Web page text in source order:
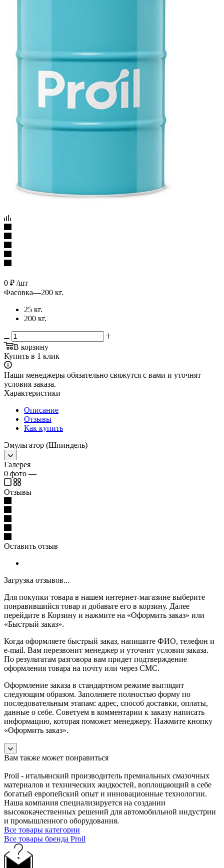
0 ₽ /шт
Фасовка—200 кг.
25 кг.
200 кг.
В корзину
Купить в 1 клик
Наши менеджеры обязательно свяжутся с вами и уточнят
условия заказа.
Характеристики
Описание
Отзывы
Как купить
Эмульгатор (Шпиндель)
Галерея
0 фото —
Отзывы
Оставить отзыв
Загрузка отзывов...
Для покупки товара в нашем интернет-магазине выберите
понравившийся товар и добавьте его в корзину. Далее
перейдите в Корзину и нажмите на «Оформить заказ» или
«Быстрый заказ».
Когда оформляете быстрый заказ, напишите ФИО, телефон и
e-mail. Вам перезвонит менеджер и уточнит условия заказа.
По результатам разговора вам придет подтверждение
оформления товара на почту или через СМС.
Оформление заказа в стандартном режиме выглядит
следующим образом. Заполняете полностью форму по
последовательным этапам: адрес, способ доставки, оплаты,
данные о себе. Советуем в комментарии к заказу написать
информацию, которая поможет менеджеру. Нажмите кнопку
«Оформить заказ».
Вам также может понравиться
Proil - итальянский производитель премиальных смазочных
материалов и технических жидкостей, воплощающий в себе
богатый европейский опыт и инновационные технологии.
Наша компания специализируется на создании
высококачественных решений для автомобильной индустрии
и промышленного оборудования.
Все товары категории
Все товары бренда Proil